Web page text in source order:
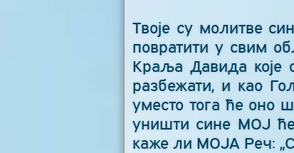
Твоје су молитве
повратити у свим
Краља Давида које
разбежати, и као
уместо тога ће оно
уништи сине МОЈ ће
каже ли МОЈА Реч: